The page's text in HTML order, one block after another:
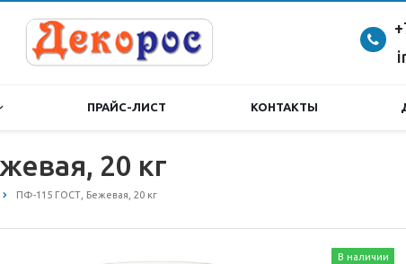
ПРАЙС-ЛИСТ КОНТАКТЫ
20 кг
ПФ-115 ГОСТ, Бежевая, 20 кг
В наличии